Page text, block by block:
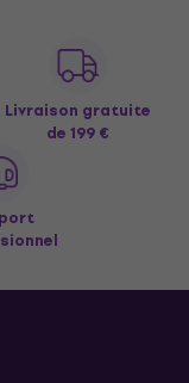
Livraison gratuite
de 199 €